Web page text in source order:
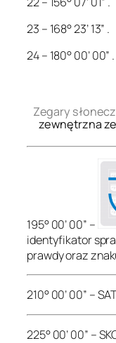
23 – 168° 23’ 13” .
24 – 180° 00’ 00” .
Zegary
zewnętrzna
195° 00’ 00” –
identyfikator
prawdy oraz
210° 00’ 00” –
225° 00’ 00” –